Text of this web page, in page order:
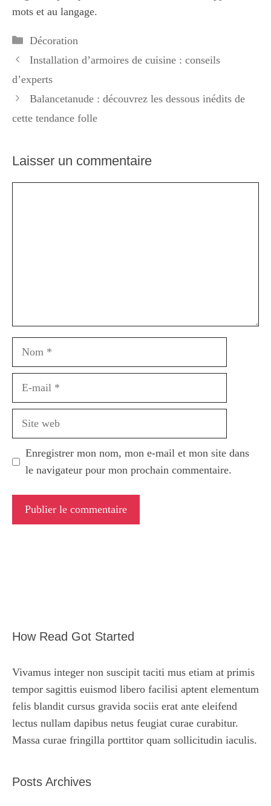
mots et au langage.
Catégories
Décoration
Installation d’armoires de cuisine : conseils
d’experts
Balancetanude : découvrez les dessous inédits de
cette tendance folle
Laisser un commentaire
Nom
Site
Enregistrer mon nom, mon e-mail et mon site dans
le navigateur pour mon prochain commentaire.
How Read Got Started
Vivamus integer non suscipit taciti mus etiam at primis
tempor sagittis euismod libero facilisi aptent elementum
felis blandit cursus gravida sociis erat ante eleifend
lectus nullam dapibus netus feugiat curae curabitur.
Massa curae fringilla porttitor quam sollicitudin iaculis.
Posts Archives